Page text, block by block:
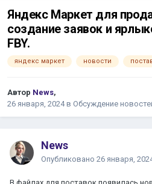
Яндекс Маркет для
создание заявок и
FBY.
яндекс маркет новости
Автор News,
26 января, 2024в Обсуждение
News
Опубликовано 26 января,